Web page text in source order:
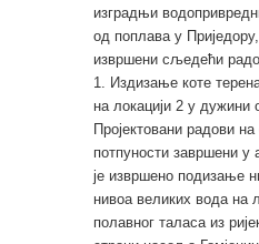
изградњи
од поплава у
извршени сљедећи
1. Издизање коте
на локацији 2 у дужини
Пројектовани радови на
потпуности завршени у
је извршено подизање
нивоа великих вода на
полавног таласа из